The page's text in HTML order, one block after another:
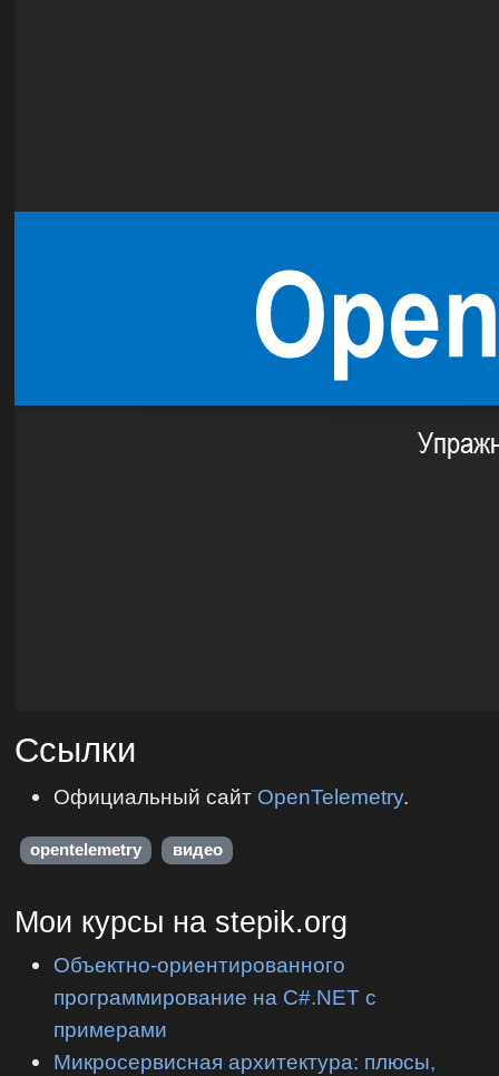
Ссылки
Официальный сайт OpenTelemetry.
opentelemetry видео
Мои курсы на stepik.org
Объектно-ориентированного
программирование на C#.NET с
примерами
Микросервисная архитектура: плюсы,